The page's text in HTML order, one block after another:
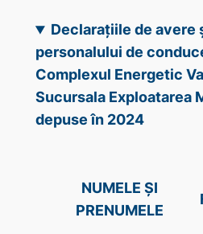
Declarațiile de avere
personalului de
Complexul Energetic
Sucursala Exploatarea
depuse în 2024
NUMELE ȘI
PRENUMELE